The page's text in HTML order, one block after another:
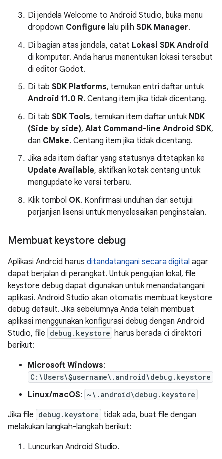
Di jendela Welcome to Android Studio, buka menu
dropdown Configure lalu pilih SDK Manager.
Di bagian atas jendela, catat Lokasi SDK Android
di komputer. Anda harus menentukan lokasi tersebut
di editor Godot.
Di tab SDK Platforms, temukan entri daftar untuk
Android 11.0 R. Centang item jika tidak dicentang.
Di tab SDK Tools, temukan item daftar untuk NDK
(Side by side), Alat Command-line Android SDK,
dan CMake. Centang item jika tidak dicentang.
Jika ada item daftar yang statusnya ditetapkan ke
Update Available, aktifkan kotak centang untuk
mengupdate ke versi terbaru.
Klik tombol OK. Konfirmasi unduhan dan setujui
perjanjian lisensi untuk menyelesaikan penginstalan.
Membuat keystore debug
Aplikasi Android harus ditandatangani secara digital agar
dapat berjalan di perangkat. Untuk pengujian lokal, file
keystore debug dapat digunakan untuk menandatangani
aplikasi. Android Studio akan otomatis membuat keystore
debug default. Jika sebelumnya Anda telah membuat
aplikasi menggunakan konfigurasi debug dengan Android
Studio, file debug.keystore harus berada di direktori
berikut:
Microsoft Windows:
C:\Users\$username\.android\debug.keystore
Linux/macOS: ~\.android\debug.keystore
Jika file debug.keystore tidak ada, buat file dengan
melakukan langkah-langkah berikut:
Luncurkan Android Studio.